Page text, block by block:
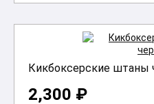
Кикбоксерские штаны
2,300 ₽